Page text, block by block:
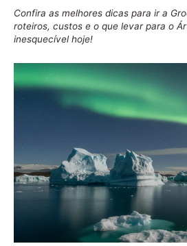
Confira as melhores dicas para ir a
roteiros, custos e o que levar para o
inesquecível hoje!